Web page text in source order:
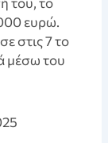
ευρώ.
στις 7 το
μέσω του